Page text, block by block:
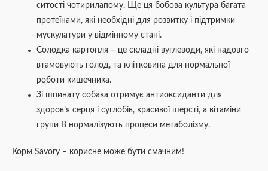
ситості чотирилапому. Ще ця бобова культура багата
протеїнами, які необхідні для розвитку і підтримки
мускулатури у відмінному стані.
Солодка картопля – це складні вуглеводи, які надовго
втамовують голод, та клітковина для нормальної
роботи кишечника.
Зі шпинату собака отримує антиоксиданти для
здоров’я серця і суглобів, красивої шерсті, а вітаміни
групи В нормалізують процеси метаболізму.
Корм Savory – корисне може бути смачним!